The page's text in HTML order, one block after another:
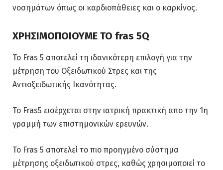
νοσημάτων όπως οι καρδιοπάθειες και ο καρκίνος.
ΧΡΗΣΙΜΟΠΟΙΟΥΜΕ ΤΟ fras 5Q
Το Fras 5 αποτελεί τη ιδανικότερη επιλογή για την
μέτρηση του Οξειδωτικού Στρες και της
Αντιοξειδωτικής Ικανότητας.
Το Fras5 εισέρχεται στην ιατρική πρακτική απο την 1η
γραμμή των επιστημονικών ερευνών.
Το Fras 5 αποτελεί το πιο προηγμένο σύστημα
μέτρησης οξειδωτικού στρες, καθώς χρησιμοποιεί το